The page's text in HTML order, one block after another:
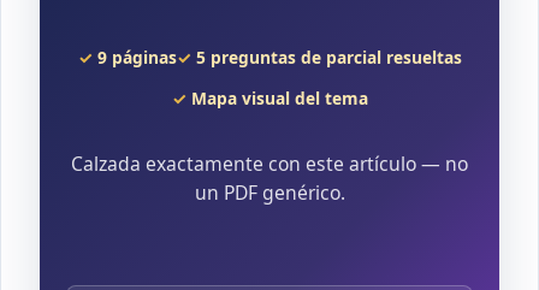
9 páginas
5 preguntas de parcial resueltas
Mapa visual del tema
Calzada exactamente con este artículo — no
un PDF genérico.